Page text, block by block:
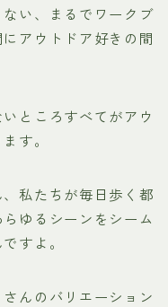
い、まるでワークブ
アウトドア好きの間
ところすべてがアウ
す。
私たちが毎日歩く都
ゆるシーンをシーム
すよ。
んのバリエーション